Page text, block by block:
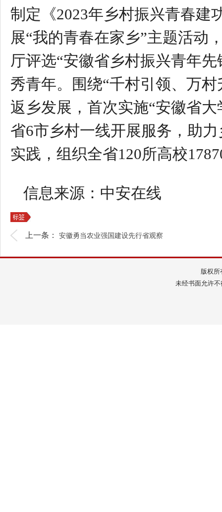
制定《2023年乡村振兴青春建
展“我的青春在家乡”主题活动
厅评选“安徽省乡村振兴青年
秀青年。围绕“千村引领、万
返乡发展，首次实施“安徽省
省6市乡村一线开展服务，助
实践，组织全省120所高校
信息来源：中安在线
上一条： 安徽勇当农业强国建设先行省观察
版权
未经书面允许